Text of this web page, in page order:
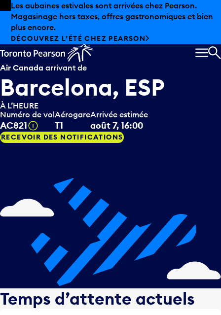
Skip to offers
Passer au contenu principal
Les aubaines estivales sont arrivées chez Pearson.
Magasinage hors taxes, offres gastronomiques et bien
plus encore.
DÉCOUVREZ L’ÉTÉ CHEZ PEARSON
Air Canada arrivant de
Barcelona, ESP
À L’HEURE
Numéro de vol
AC821 Infobulle
Aérogare
T1
Arrivée estimée
août 7, 16:00
RECEVOIR DES NOTIFICATIONS
Temps d’attente actuels